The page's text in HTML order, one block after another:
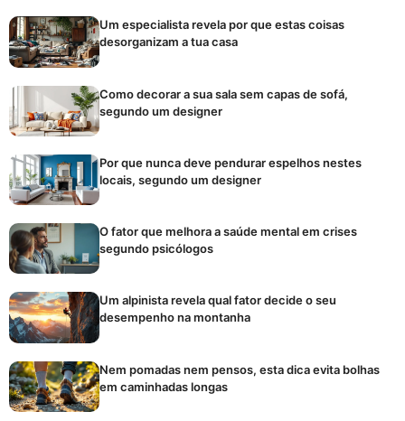
Um especialista revela por que estas coisas
desorganizam a tua casa
Como decorar a sua sala sem capas de sofá,
segundo um designer
Por que nunca deve pendurar espelhos nestes
locais, segundo um designer
O fator que melhora a saúde mental em crises
segundo psicólogos
Um alpinista revela qual fator decide o seu
desempenho na montanha
Nem pomadas nem pensos, esta dica evita bolhas
em caminhadas longas